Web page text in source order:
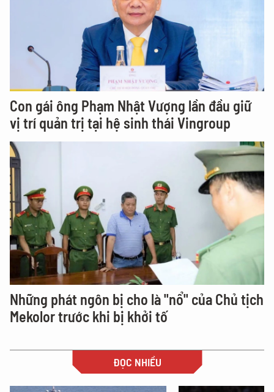
Con gái ông Phạm Nhật Vượng lần đầu giữ
vị trí quản trị tại hệ sinh thái Vingroup
Những phát ngôn bị cho là "nổ" của Chủ tịch
Mekolor trước khi bị khởi tố
ĐỌC NHIỀU